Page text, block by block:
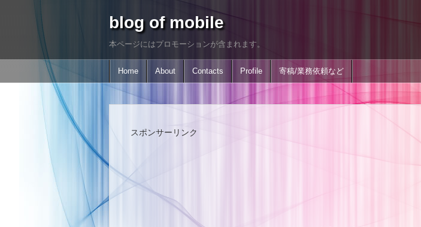
blog of mobile
本ページにはプロモーションが含まれます。
Home About Contacts Profile 寄稿/業務依頼など
スポンサーリンク